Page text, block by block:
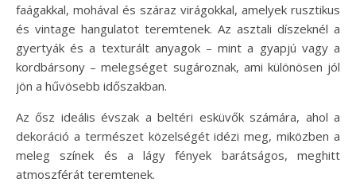
faágakkal, mohával és száraz virágokkal, amelyek rusztikus
és vintage hangulatot teremtenek. Az asztali díszeknél a
gyertyák és a texturált anyagok – mint a gyapjú vagy a
kordbársony – melegséget sugároznak, ami különösen jól
jön a hűvösebb időszakban.
Az ősz ideális évszak a beltéri esküvők számára, ahol a
dekoráció a természet közelségét idézi meg, miközben a
meleg színek és a lágy fények barátságos, meghitt
atmoszférát teremtenek.